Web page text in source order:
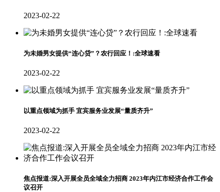
2023-02-22
为未婚男女提供“连心贷”？农行回应！:全球速看
2023-02-22
以重点领域为抓手 宜宾服务业发展“量质齐升”
2023-02-22
焦点报道:深入开展全员全域全力招商 2023年内江市经济合作工作会
议召开